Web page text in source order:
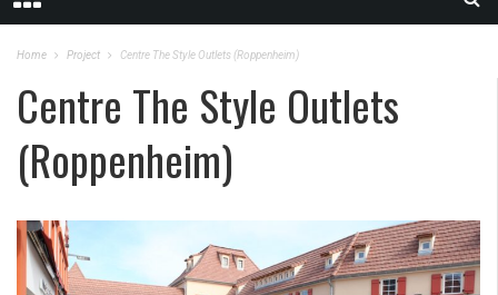
Home Project Centre The Style Outlets (Roppenheim)
Centre The Style Outlets
(Roppenheim)